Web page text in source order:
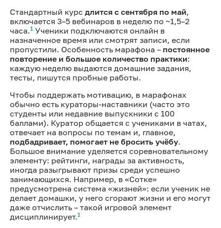
Стандартный курс длится с сентября по май,
включается 3–5 вебинаров в неделю по ~1,5–2
часа.1 Ученики подключаются онлайн в
назначенное время или смотрят записи, если
пропустили. Особенность марафона – постоянное
повторение и большое количество практики:
каждую неделю выдаются домашние задания,
тесты, пишутся пробные работы.
Чтобы поддержать мотивацию, в марафонах
обычно есть кураторы-наставники (часто это
студенты или недавние выпускники с 100
баллами). Куратор общается с учениками в чатах,
отвечает на вопросы по темам и, главное,
подбадривает, помогает не бросить учёбу.
Большое внимание уделяется соревновательному
элементу: рейтинги, награды за активность,
иногда разыгрывают призы среди успешно
занимающихся. Например, в «Сотке»
предусмотрена система «жизней»: если ученик не
делает домашки, у него сгорают жизни и его могут
даже отчислить – такой игровой элемент
дисциплинирует.1